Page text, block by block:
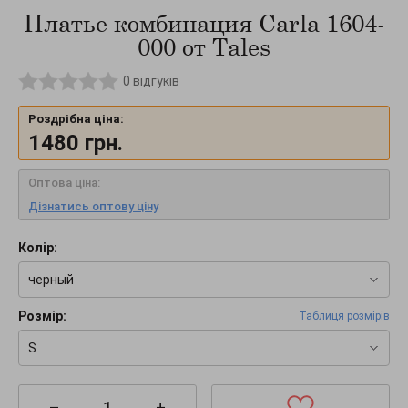
Платье комбинация Carla 1604-
000 от Tales
0 відгуків
Роздрібна ціна:
1480 грн.
Оптова ціна:
Дізнатись оптову ціну
Колір:
черный
Розмір: Таблиця розмірів
S